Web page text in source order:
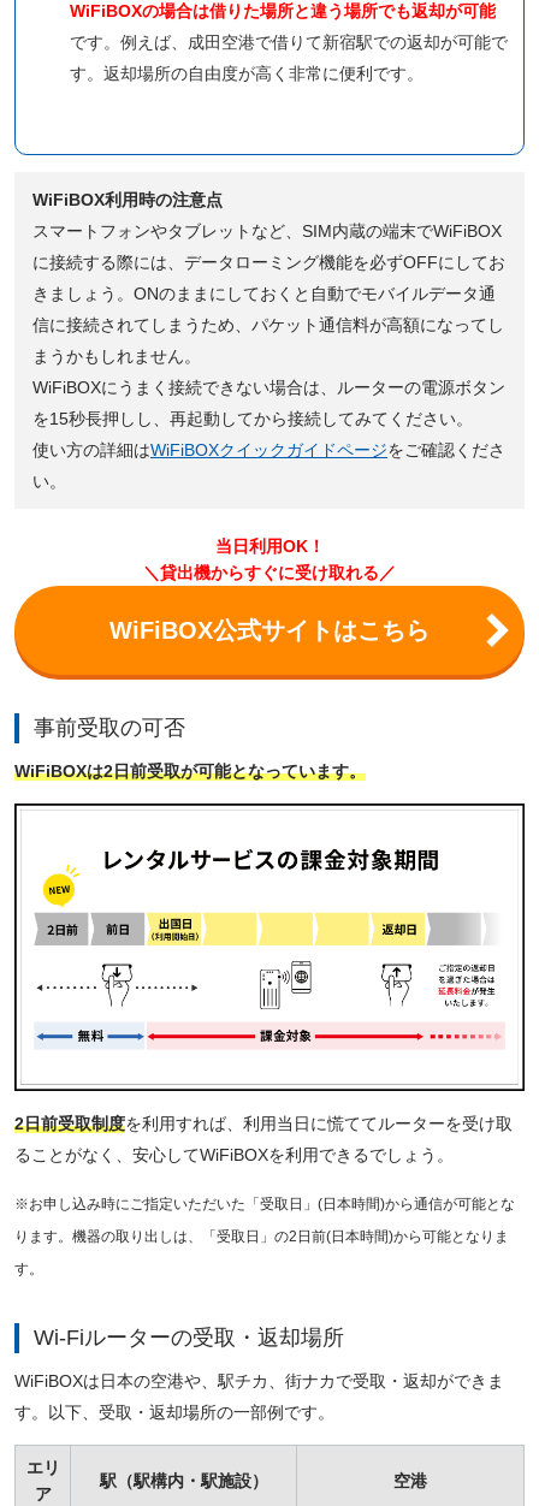
WiFiBOXの場合は借りた場所と違う場所でも返却が可能
です。例えば、成田空港で借りて新宿駅での返却が可能で
す。返却場所の自由度が高く非常に便利です。
WiFiBOX利用時の注意点
スマートフォンやタブレットなど、SIM内蔵の端末でWiFiBOX
に接続する際には、データローミング機能を必ずOFFにしてお
きましょう。ONのままにしておくと自動でモバイルデータ通
信に接続されてしまうため、パケット通信料が高額になってし
まうかもしれません。
WiFiBOXにうまく接続できない場合は、ルーターの電源ボタン
を15秒長押しし、再起動してから接続してみてください。
使い方の詳細はWiFiBOXクイックガイドページをご確認くださ
い。
当日利用OK！
＼貸出機からすぐに受け取れる／
WiFiBOX公式サイトはこちら
事前受取の可否
WiFiBOXは2日前受取が可能となっています。
2日前受取制度を利用すれば、利用当日に慌ててルーターを受け取
ることがなく、安心してWiFiBOXを利用できるでしょう。
※お申し込み時にご指定いただいた「受取日」(日本時間)から通信が可能とな
ります。機器の取り出しは、「受取日」の2日前(日本時間)から可能となりま
す。
Wi-Fiルーターの受取・返却場所
WiFiBOXは日本の空港や、駅チカ、街ナカで受取・返却ができま
す。以下、受取・返却場所の一部例です。
エリ
ア
駅（駅構内・駅施設） 空港